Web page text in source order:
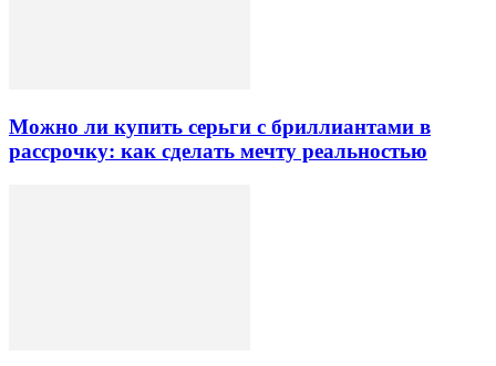
Можно ли купить серьги с бриллиантами в
рассрочку: как сделать мечту реальностью